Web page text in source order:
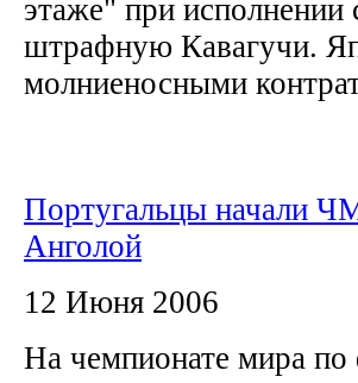
этаже" при исполнении
штрафную Кавагучи.
молниеносными
Португальцы начали
Анголой
12 Июня 2006
На чемпионате мира по